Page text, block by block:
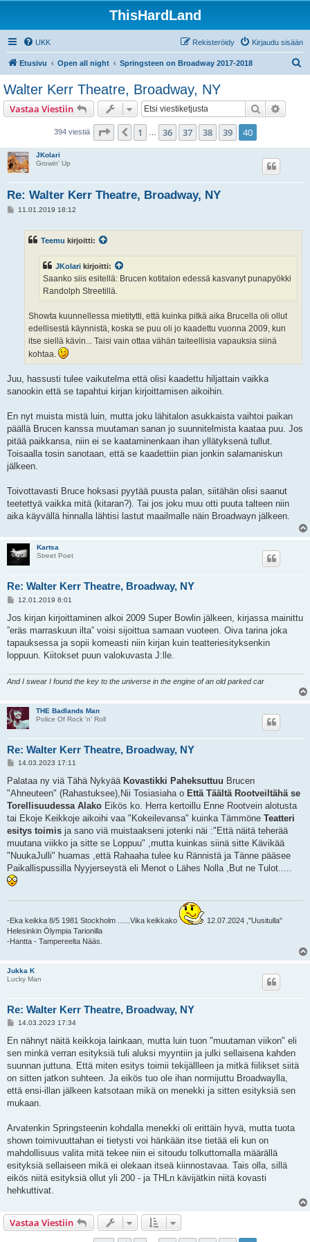
ThisHardLand
UKK Kirjaudu sisään
Rekisteröidy
Etusivu Open all night Springsteen on Broadway 2017-2018
Walter Kerr Theatre, Broadway, NY
Vastaa Viestiin Etsi
394 viestiä Sivu 40/ 40
Edellinen
1 36 37 38 39 40
JKolari
Growin' Up
Re: Walter Kerr Theatre, Broadway, NY
V11.01.2019 18:12
Teemu kirjoitti:
JKolari kirjoitti:
Saanko siis esitellä: Brucen kotitalon edessä kasvanyt punapyökki
Randolph Streetillä.
Showta kuunnellessa mietitytti, että kuinka pitkä aika Brucella oli ollut
edellisestä käynnistä, koska se puu oli jo kaadettu vuonna 2009, kun
itse siellä kävin... Taisi vain ottaa vähän taiteellisia vapauksia siinä
kohtaa.
Juu, hassusti tulee vaikutelma että olisi kaadettu hiljattain vaikka
sanookin että se tapahtui kirjan kirjoittamisen aikoihin.
En nyt muista mistä luin, mutta joku lähitalon asukkaista vaihtoi paikan
päällä Brucen kanssa muutaman sanan jo suunnitelmista kaataa puu. Jos
pitää paikkansa, niin ei se kaataminenkaan ihan yllätyksenä tullut.
Toisaalla tosin sanotaan, että se kaadettiin pian jonkin salamaniskun
jälkeen.
Toivottavasti Bruce hoksasi pyytää puusta palan, siitähän olisi saanut
teetettyä vaikka mitä (kitaran?). Tai jos joku muu otti puuta talteen niin
aika käyvällä hinnalla lähtisi lastut maailmalle näin Broadwayn jälkeen.
Kartsa
Street Poet
Re: Walter Kerr Theatre, Broadway, NY
V
e
t
i
12.01.2019 8:01
Jos kirjan kirjoittaminen alkoi 2009 Super Bowlin jälkeen, kirjassa mainittu
”eräs marraskuun ilta” voisi sijoittua samaan vuoteen. Oiva tarina joka
tapauksessa ja sopii komeasti niin kirjan kuin teatteriesityksenkin
loppuun. Kiitokset puun valokuvasta J:lle.
And I swear I found the key to the universe in the engine of an old parked car
THE Badlands Man
Police Of Rock 'n' Roll
Re: Walter Kerr Theatre, Broadway, NY
V
e
t
i
14.03.2023 17:11
Palataa ny viä Tähä Nykyää Kovastikki Paheksuttuu Brucen
"Ahneuteen" (Rahastuksee),Nii Tosiasiaha o Että Täältä Rootveiltähä se
Torellisuudessa Alako Eikös ko. Herra kertoillu Enne Rootvein alotusta
tai Ekoje Keikkoje aikoihi vaa "Kokeilevansa" kuinka Tämmöne Teatteri
esitys toimis ja sano viä muistaakseni jotenki näi :"Että näitä teherää
muutana viikko ja sitte se Loppuu" ,mutta kuinkas siinä sitte Kävikää
"NuukaJulli" huamas ,että Rahaaha tulee ku Rännistä ja Tänne pääsee
Paikallispussilla Nyyjerseystä eli Menot o Lähes Nolla ,But ne Tulot.....
-Eka keikka 8/5 1981 Stockholm ......Vika keikkako
12.07.2024 ,"Uusitulla"
Helesinkin Ölympia Tarionilla
-Hantta - Tampereelta Nääs.
Jukka K
Lucky Man
Re: Walter Kerr Theatre, Broadway, NY
V
e
t
i
14.03.2023 17:34
En nähnyt näitä keikkoja lainkaan, mutta luin tuon "muutaman viikon" eli
sen minkä verran esityksiä tuli aluksi myyntiin ja julki sellaisena kahden
suunnan juttuna. Että miten esitys toimii tekijällleen ja mitkä fiilikset siitä
on sitten jatkon suhteen. Ja eikös tuo ole ihan normijuttu Broadwaylla,
että ensi-illan jälkeen katsotaan mikä on menekki ja sitten esityksiä sen
mukaan.
Arvatenkin Springsteenin kohdalla menekki oli erittäin hyvä, mutta tuota
shown toimivuuttahan ei tietysti voi hänkään itse tietää eli kun on
mahdollisuus valita mitä tekee niin ei sitoudu tolkuttomalla määrällä
esityksiä sellaiseen mikä ei olekaan itseä kiinnostavaa. Tais olla, sillä
eikös niitä esityksiä ollut yli 200 - ja THLn kävijätkin niitä kovasti
hehkuttivat.
Vastaa Viestiin